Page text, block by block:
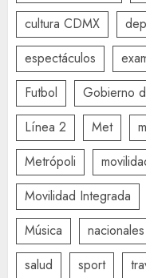
cultura CDMX
espectáculos
Futbol
Gobierno
Línea 2
Met
Metrópoli
Movilidad Integrada
Música
nacionales
salud
sport